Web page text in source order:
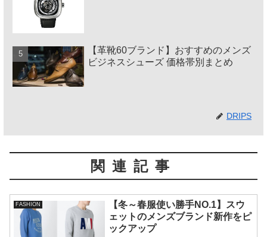
【革靴60ブランド】おすすめのメンズ
ビジネスシューズ 価格帯別まとめ
DRIPS
関連記事
FASHION
【冬～春服使い勝手NO.1】スウ
ェットのメンズブランド新作をピ
ックアップ